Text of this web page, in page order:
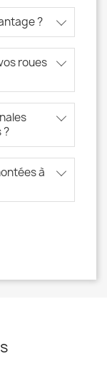
?
roues
?
à